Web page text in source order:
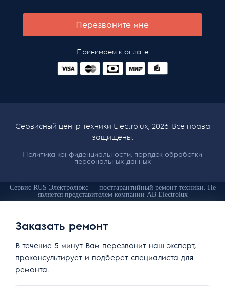
Перезвоните мне
Принимаем к оплате
Сервисный центр техники Electrolux, 2026. Все права
защищены.
Политика конфиденциальности, порядок обработки
персональных данных
Сервис RUS Электролюкс — постгарантийный ремонт техники. Не
является представителем компании AB Electrolux
Заказать ремонт
В течение 5 минут Вам перезвонит наш эксперт,
проконсультирует и подберет специалиста для
ремонта.